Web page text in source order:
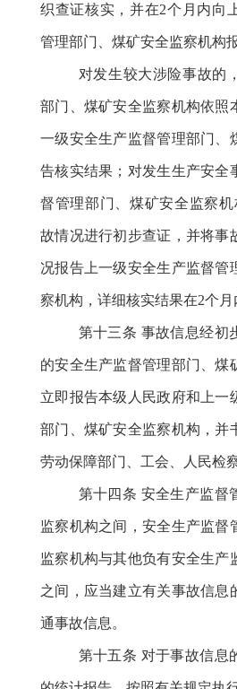
织查证核实，并在2个月内向
管理部门、煤矿安全监察机构
对发生较大涉险事故的
部门、煤矿安全监察机构依照
一级安全生产监督管理部门、
告核实结果；对发生生产安全
督管理部门、煤矿安全监察机
故情况进行初步查证，并将事
况报告上一级安全生产监督管
察机构，详细核实结果在2个月
第十三条 事故信息经初
的安全生产监督管理部门、煤
立即报告本级人民政府和上一
部门、煤矿安全监察机构，并
劳动保障部门、工会、人民检
第十四条 安全生产监督
监察机构之间，安全生产监督
监察机构与其他负有安全生产
之间，应当建立有关事故信息
通事故信息。
第十五条 对于事故信息